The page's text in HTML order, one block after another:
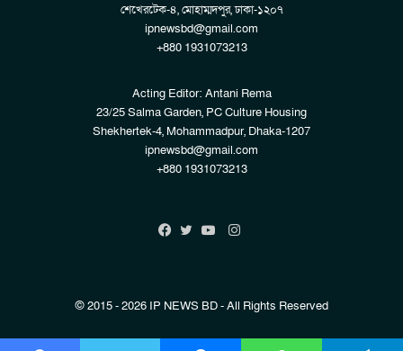
শেখেরটেক-৪, মোহাম্মদপুর, ঢাকা-১২০৭
ipnewsbd@gmail.com
+880 1931073213
Acting Editor: Antani Rema
23/25 Salma Garden, PC Culture Housing
Shekhertek-4, Mohammadpur, Dhaka-1207
ipnewsbd@gmail.com
+880 1931073213
Instagram
© 2015 - 2026 IP NEWS BD - All Rights Reserved